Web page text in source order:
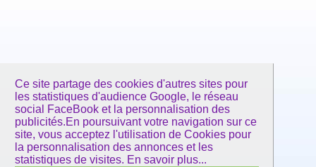
Ce site partage des cookies d'autres sites pour
les statistiques d'audience Google, le réseau
social FaceBook et la personnalisation des
publicités.En poursuivant votre navigation sur ce
site, vous acceptez l'utilisation de Cookies pour
la personnalisation des annonces et les
statistiques de visites. En savoir plus...